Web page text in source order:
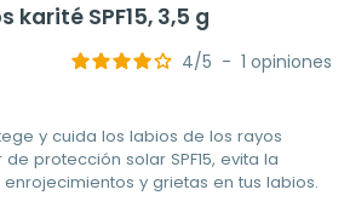
karité SPF15, 3,5 g
4/5 - 1 opiniones
y cuida los labios de los rayos
de protección solar SPF15, evita la
y grietas en tus labios.